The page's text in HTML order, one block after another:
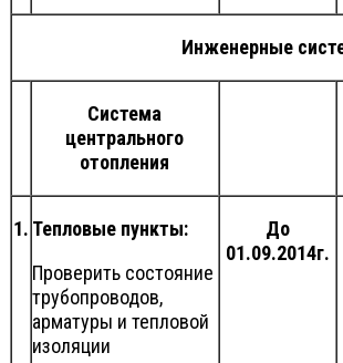
Инженерные
Система
центрального
отопления
1. Тепловые пункты:
Проверить состояние
трубопроводов,
арматуры и тепловой
изоляции
До
01.09.2014г.